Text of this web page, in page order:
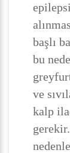
başlı
bu
ve
kalp